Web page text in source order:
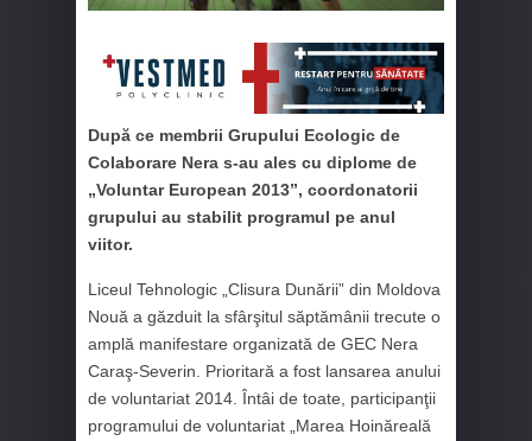
După ce membrii Grupului Ecologic de
Colaborare Nera s-au ales cu diplome de
„Voluntar European 2013”, coordonatorii
grupului au stabilit programul pe anul
viitor.
Liceul Tehnologic „Clisura Dunării” din Moldova
Nouă a găzduit la sfârşitul săptămânii trecute o
amplă manifestare organizată de GEC Nera
Caraş-Severin. Prioritară a fost lansarea anului
de voluntariat 2014. Întâi de toate, participanţii
programului de voluntariat „Marea Hoinăreală